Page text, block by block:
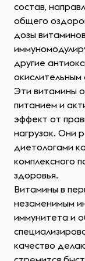
состав,
общего
дозы
другие
окислительным
Эти витамины
питанием и
эффект от
нагрузок. Они
диетологами
комплексного
здоровья.
Витамины в
незаменимым
иммунитета и
качество